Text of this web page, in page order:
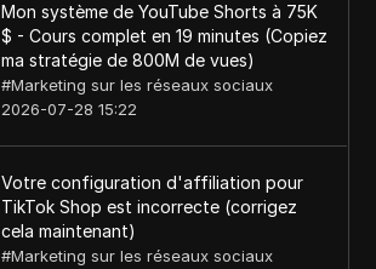
Mon système de YouTube Shorts à 75K
$ - Cours complet en 19 minutes (Copiez
ma stratégie de 800M de vues)
#Marketing sur les réseaux sociaux
2026-07-28 15:22
Votre configuration d'affiliation pour
TikTok Shop est incorrecte (corrigez
cela maintenant)
#Marketing sur les réseaux sociaux